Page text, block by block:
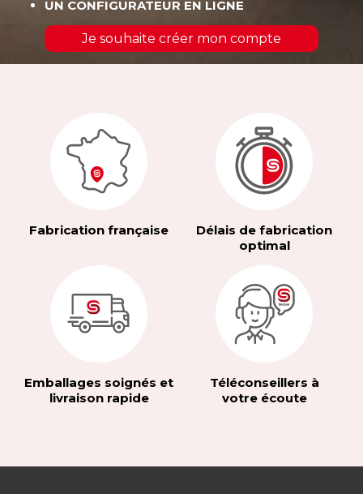
UN CONFIGURATEUR EN LIGNE
Je souhaite créer mon compte
Fabrication française
Délais de fabrication
optimal
Emballages soignés et
livraison rapide
Téléconseillers à
votre écoute